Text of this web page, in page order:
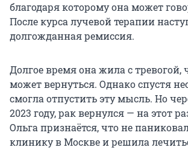
благодаря которому она может
После курса лучевой терапии
долгожданная ремиссия.
Долгое время она жила с тревогой,
может вернуться. Однако спустя
смогла отпустить эту мысль. Но
2023 году, рак вернулся — на этот
Ольга признаётся, что не
клинику в Москве и решила